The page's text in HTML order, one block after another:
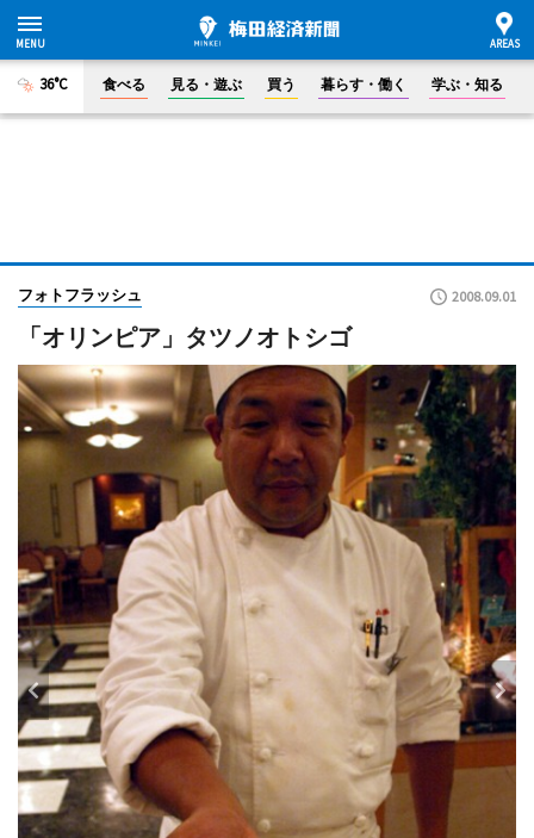
36°C 食べる 見る・遊ぶ 買う 暮らす・働く 学ぶ・知る
フォトフラッシュ 2008.09.01
「オリンピア」タツノオトシゴ